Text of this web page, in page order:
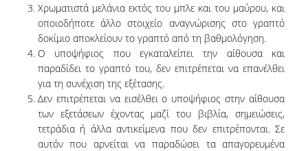
ERASMUS+ PROGRAMME
COURSES OFFERED BY THE
DEPARTMENT
DOCUMENTS - USEFUL LINKS
QUALITY ASSURANCE
Χρωματιστά μελάνια εκτός του μπλε και του μαύρου, και
οποιοδήποτε άλλο στοιχείο αναγνώρισης στο γραπτό
δοκίμιο αποκλείουν το γραπτό από τη βαθμολόγηση.
Ο υποψήφιος που εγκαταλείπει την αίθουσα και
παραδίδει το γραπτό του, δεν επιτρέπεται να επανέλθει
για τη συνέχιση της εξέτασης.
Δεν επιτρέπεται να εισέλθει ο υποψήφιος στην αίθουσα
των εξετάσεων έχοντας μαζί του βιβλία, σημειώσεις,
τετράδια ή άλλα αντικείμενα που δεν επιτρέπονται. Σε
αυτόν που αρνείται να παραδώσει τα απαγορευμένα